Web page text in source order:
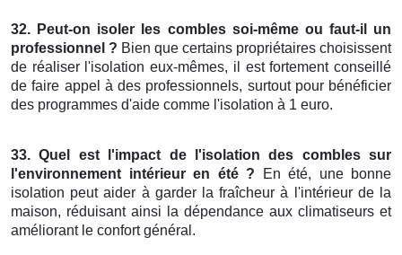
32. Peut-on isoler les combles soi-même ou faut-il un
professionnel ? Bien que certains propriétaires choisissent
de réaliser l'isolation eux-mêmes, il est fortement conseillé
de faire appel à des professionnels, surtout pour bénéficier
des programmes d'aide comme l'isolation à 1 euro.
33. Quel est l'impact de l'isolation des combles sur
l'environnement intérieur en été ? En été, une bonne
isolation peut aider à garder la fraîcheur à l'intérieur de la
maison, réduisant ainsi la dépendance aux climatiseurs et
améliorant le confort général.